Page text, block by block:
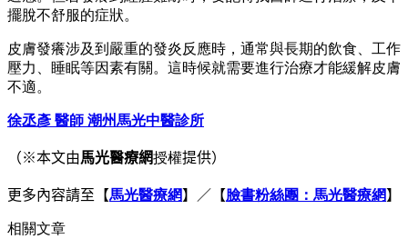
擺脫不舒服的症狀。
皮膚發癢涉及到嚴重的發炎反應時，通常與長期的飲食、工作
壓力、睡眠等因素有關。這時候就需要進行治療才能緩解皮膚
不適。
徐丞彥 醫師 潮州馬光中醫診所
（※本文由馬光醫療網授權提供）
更多內容請至 【馬光醫療網】／【臉書粉絲團：馬光醫療網】
相關文章